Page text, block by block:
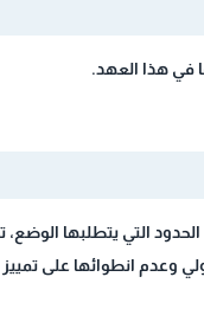
في هذا العهد.
التي يتطلبها الوضع،
وعدم انطوائها على